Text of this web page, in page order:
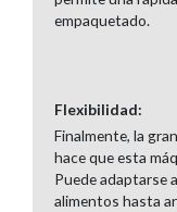
empaquetado.
Flexibilidad:
Finalmente, la
hace que esta
Puede adaptarse
alimentos hasta